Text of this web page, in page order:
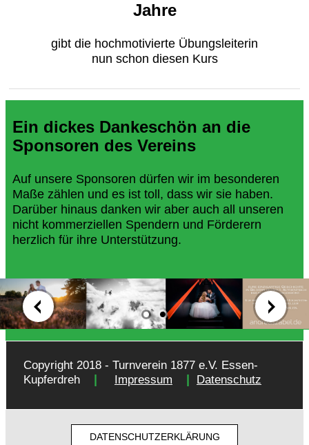
Jahre
gibt die hochmotivierte Übungsleiterin
nun schon diesen Kurs
Ein dickes Dankeschön an die
Sponsoren des Vereins
Auf unsere Sponsoren dürfen wir im besonderen
Maße zählen und es ist toll, dass wir sie haben.
Darüber hinaus danken wir aber auch all unseren
nicht kommerziellen Spendern und Förderern
herzlich für ihre Unterstützung.
Copyright 2018 - Turnverein 1877 e.V. Essen-
Kupferdreh
| Impressum | Datenschutz
DATENSCHUTZERKLÄRUNG